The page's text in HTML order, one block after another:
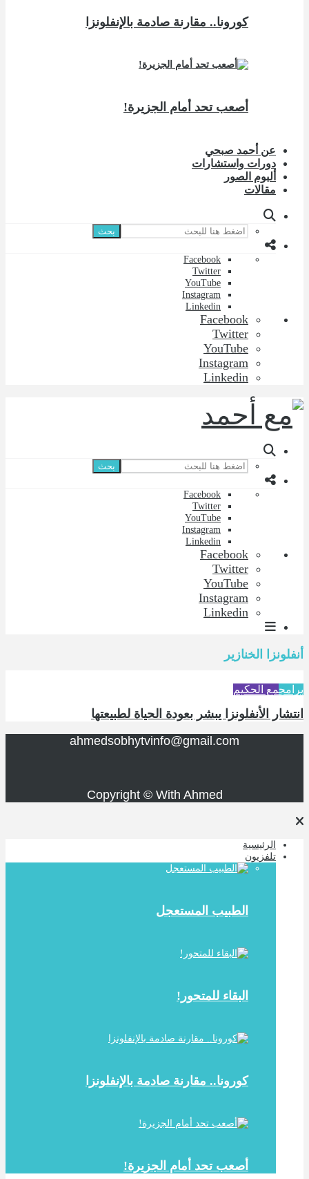
كورونا.. مقارنة صادمة بالإنفلونزا
أصعب تحد أمام الجزيرة!
عن أحمد صبحي
دورات واستشارات
ألبوم الصور
مقالات
بحث
Facebook
Twitter
YouTube
Instagram
Linkedin
Facebook
Twitter
YouTube
Instagram
Linkedin
بحث
Facebook
Twitter
YouTube
Instagram
Linkedin
Facebook
Twitter
YouTube
Instagram
Linkedin
أنفلونزا الخنازير
برامجمع الحكيم
انتشار الأنفلونزا يبشر بعودة الحياة لطبيعتها
ahmedsobhytvinfo@gmail.com
Copyright © With Ahmed
الرئيسية
تلفزيون
الطبيب المستعجل
البقاء للمتحور!
كورونا.. مقارنة صادمة بالإنفلونزا
أصعب تحد أمام الجزيرة!